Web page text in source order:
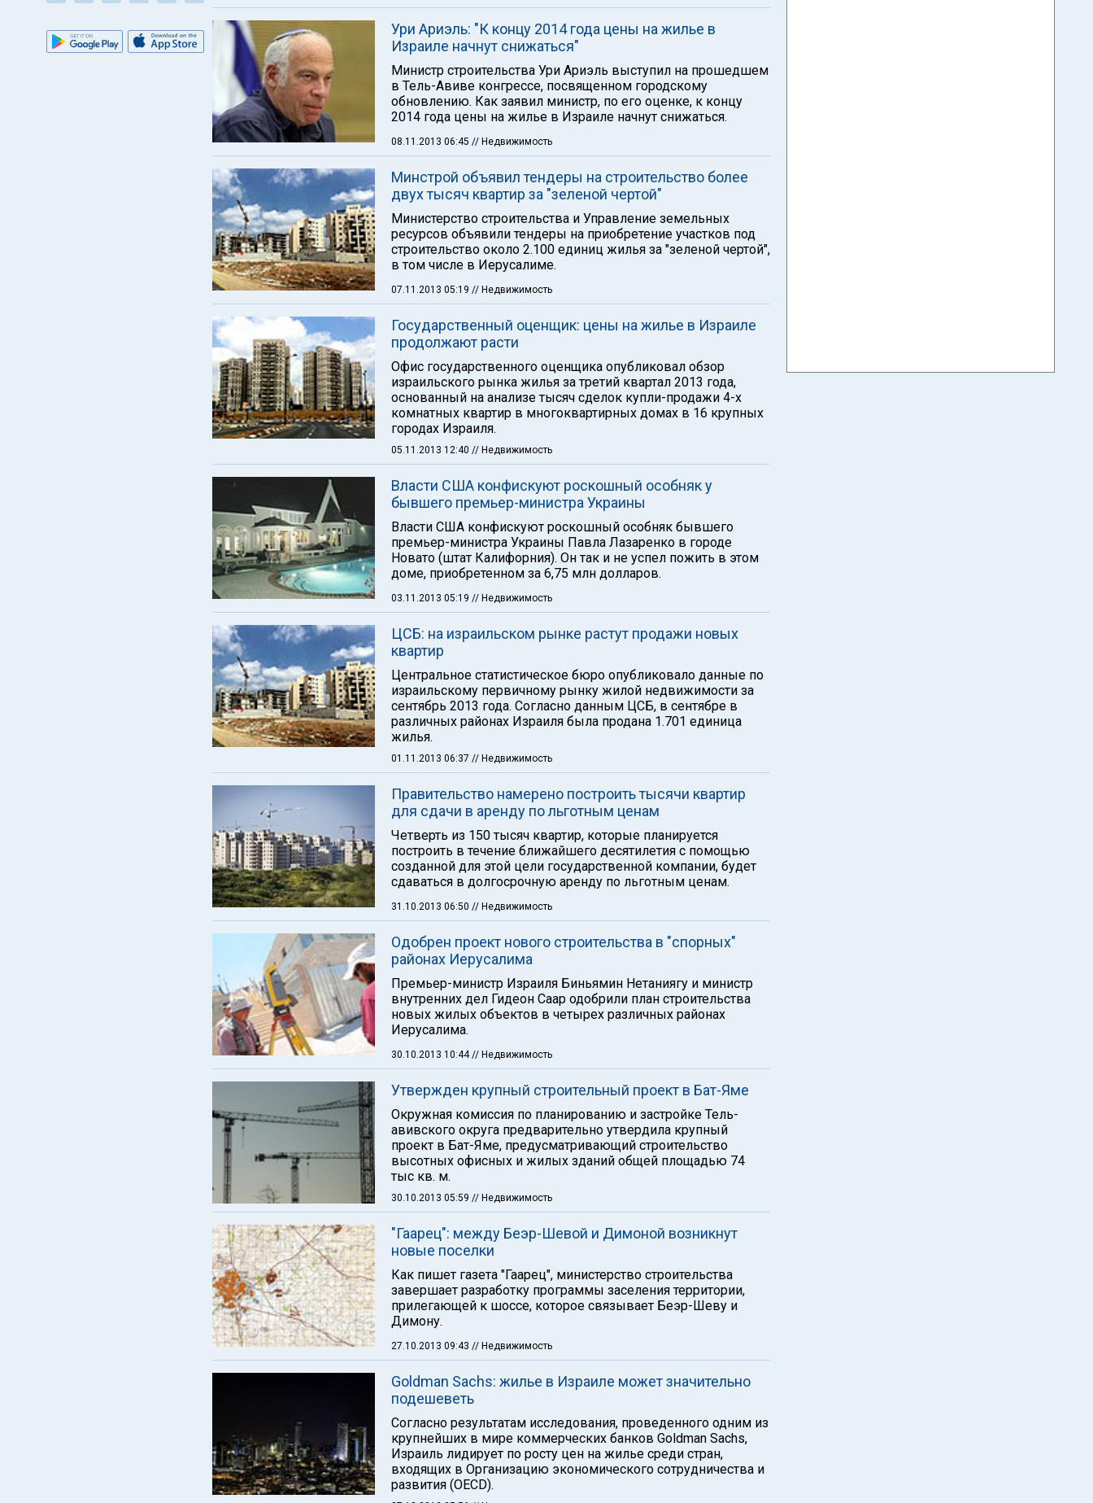
Ури Ариэль: "К концу 2014 года цены на жилье в
Израиле начнут снижаться"
Министр строительства Ури Ариэль выступил на прошедшем
в Тель-Авиве конгрессе, посвященном городскому
обновлению. Как заявил министр, по его оценке, к концу
2014 года цены на жилье в Израиле начнут снижаться.
08.11.2013 06:45 // Недвижимость
Минстрой объявил тендеры на строительство более
двух тысяч квартир за "зеленой чертой"
Министерство строительства и Управление земельных
ресурсов объявили тендеры на приобретение участков под
строительство около 2.100 единиц жилья за "зеленой чертой",
в том числе в Иерусалиме.
07.11.2013 05:19 // Недвижимость
Государственный оценщик: цены на жилье в Израиле
продолжают расти
Офис государственного оценщика опубликовал обзор
израильского рынка жилья за третий квартал 2013 года,
основанный на анализе тысяч сделок купли-продажи 4-х
комнатных квартир в многоквартирных домах в 16 крупных
городах Израиля.
05.11.2013 12:40 // Недвижимость
Власти США конфискуют роскошный особняк у
бывшего премьер-министра Украины
Власти США конфискуют роскошный особняк бывшего
премьер-министра Украины Павла Лазаренко в городе
Новато (штат Калифорния). Он так и не успел пожить в этом
доме, приобретенном за 6,75 млн долларов.
03.11.2013 05:19 // Недвижимость
ЦСБ: на израильском рынке растут продажи новых
квартир
Центральное статистическое бюро опубликовало данные по
израильскому первичному рынку жилой недвижимости за
сентябрь 2013 года. Согласно данным ЦСБ, в сентябре в
различных районах Израиля была продана 1.701 единица
жилья.
01.11.2013 06:37 // Недвижимость
Правительство намерено построить тысячи квартир
для сдачи в аренду по льготным ценам
Четверть из 150 тысяч квартир, которые планируется
построить в течение ближайшего десятилетия с помощью
созданной для этой цели государственной компании, будет
сдаваться в долгосрочную аренду по льготным ценам.
31.10.2013 06:50 // Недвижимость
Одобрен проект нового строительства в "спорных"
районах Иерусалима
Премьер-министр Израиля Биньямин Нетаниягу и министр
внутренних дел Гидеон Саар одобрили план строительства
новых жилых объектов в четырех различных районах
Иерусалима.
30.10.2013 10:44// Недвижимость
Утвержден крупный строительный проект в Бат-Яме
Окружная комиссия по планированию и застройке Тель-
авивского округа предварительно утвердила крупный
проект в Бат-Яме, предусматривающий строительство
высотных офисных и жилых зданий общей площадью 74
тыс кв. м.
30.10.2013 05:59 // Недвижимость
"Гаарец": между Беэр-Шевой и Димоной возникнут
новые поселки
Как пишет газета "Гаарец", министерство строительства
завершает разработку программы заселения территории,
прилегающей к шоссе, которое связывает Беэр-Шеву и
Димону.
27.10.2013 09:43 // Недвижимость
Goldman Sachs: жилье в Израиле может значительно
подешеветь
Согласно результатам исследования, проведенного одним из
крупнейших в мире коммерческих банков Goldman Sachs,
Израиль лидирует по росту цен на жилье среди стран,
входящих в Организацию экономического сотрудничества и
развития (OECD).